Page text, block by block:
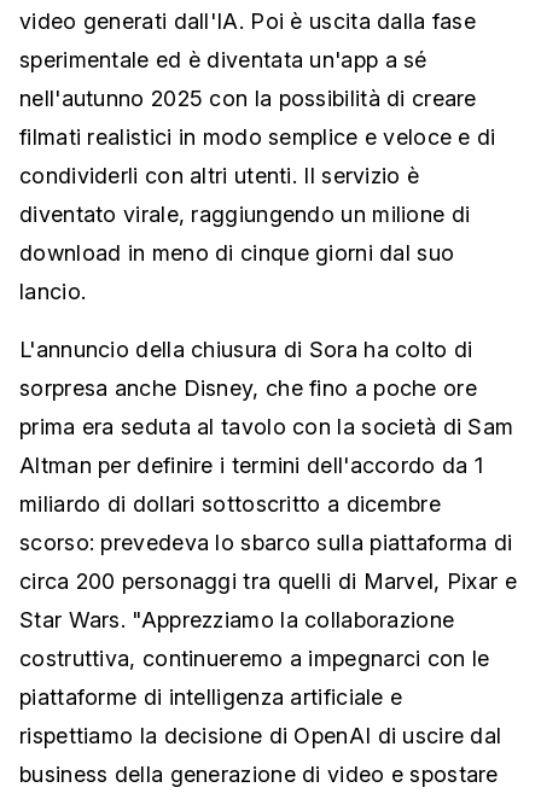
video generati dall'IA. Poi è uscita dalla fase
sperimentale ed è diventata un'app a sé
nell'autunno 2025 con la possibilità di creare
filmati realistici in modo semplice e veloce e di
condividerli con altri utenti. Il servizio è
diventato virale, raggiungendo un milione di
download in meno di cinque giorni dal suo
lancio.
L'annuncio della chiusura di Sora ha colto di
sorpresa anche Disney, che fino a poche ore
prima era seduta al tavolo con la società di Sam
Altman per definire i termini dell'accordo da 1
miliardo di dollari sottoscritto a dicembre
scorso: prevedeva lo sbarco sulla piattaforma di
circa 200 personaggi tra quelli di Marvel, Pixar e
Star Wars. "Apprezziamo la collaborazione
costruttiva, continueremo a impegnarci con le
piattaforme di intelligenza artificiale e
rispettiamo la decisione di OpenAI di uscire dal
business della generazione di video e spostare